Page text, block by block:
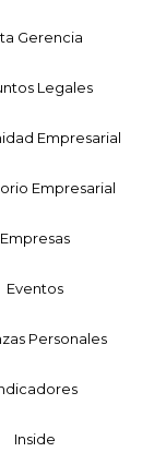
Gerencia
Legales
Empresarial
Empresarial
Empresas
Eventos
Personales
Inside